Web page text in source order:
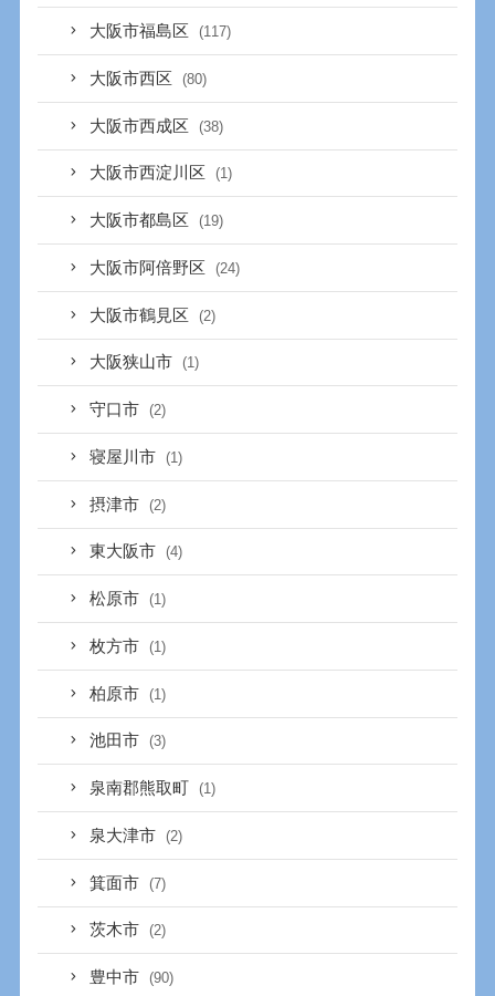
大阪市福島区 (117)
大阪市西区 (80)
大阪市西成区 (38)
大阪市西淀川区 (1)
大阪市都島区 (19)
大阪市阿倍野区 (24)
大阪市鶴見区 (2)
大阪狭山市 (1)
守口市 (2)
寝屋川市 (1)
摂津市 (2)
東大阪市 (4)
松原市 (1)
枚方市 (1)
柏原市 (1)
池田市 (3)
泉南郡熊取町 (1)
泉大津市 (2)
箕面市 (7)
茨木市 (2)
豊中市 (90)